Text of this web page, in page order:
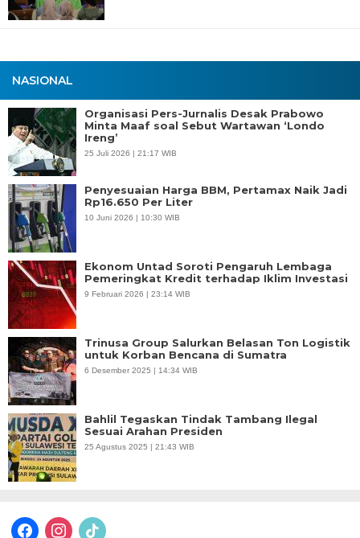
NASIONAL
Organisasi Pers-Jurnalis Desak Prabowo
Minta Maaf soal Sebut Wartawan ‘Londo
Ireng’
25 Juli 2026 | 21:17 WIB
Penyesuaian Harga BBM, Pertamax Naik Jadi
Rp16.650 Per Liter
10 Juni 2026 | 10:30 WIB
Ekonom Untad Soroti Pengaruh Lembaga
Pemeringkat Kredit terhadap Iklim Investasi
9 Februari 2026 | 23:14 WIB
Trinusa Group Salurkan Belasan Ton Logistik
untuk Korban Bencana di Sumatra
6 Desember 2025 | 14:34 WIB
Bahlil Tegaskan Tindak Tambang Ilegal
Sesuai Arahan Presiden
25 Agustus 2025 | 21:43 WIB
facebookinstagram
tiktok